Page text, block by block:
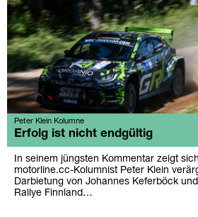
Peter Klein Kolumne
Erfolg ist nicht endgültig
In seinem jüngsten Kommentar zeigt
motorline.cc-Kolumnist Peter Klein
Darbietung von Johannes Keferböck
Rallye Finnland…